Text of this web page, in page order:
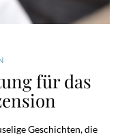
für das
Geschichten, die